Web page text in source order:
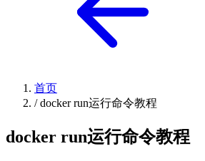
首页
/ docker run运行命令教程
docker run运行命令教程